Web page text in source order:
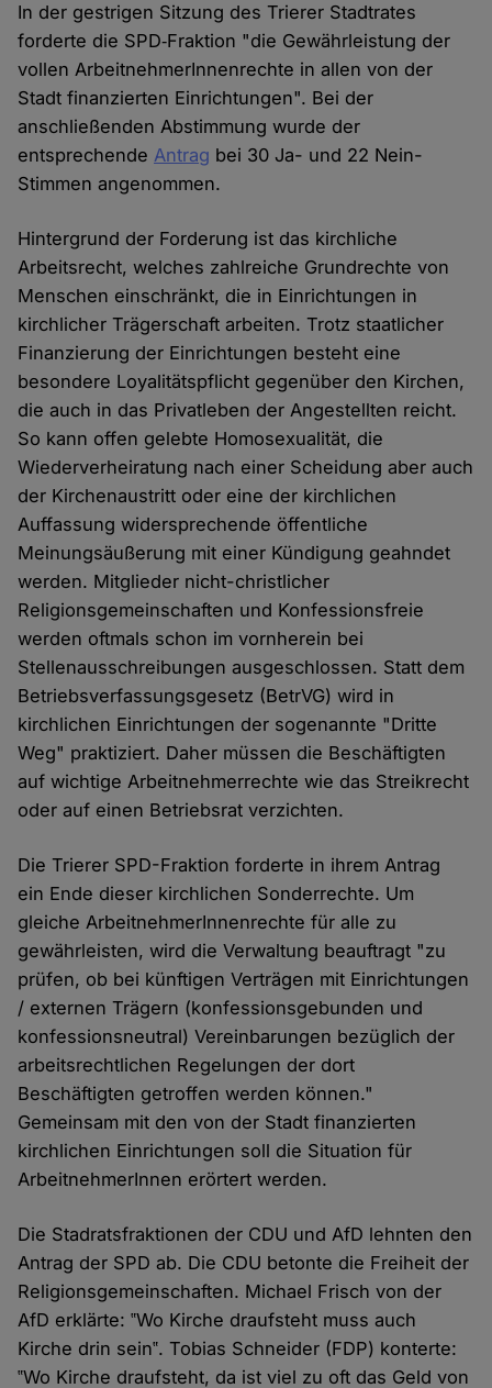
In der gestrigen Sitzung des Trierer Stadtrates
forderte die SPD‑Fraktion "die Gewährleistung der
vollen ArbeitnehmerInnenrechte in allen von der
Stadt finanzierten Einrichtungen". Bei der
anschließenden Abstimmung wurde der
entsprechendeAntrag bei 30 Ja- und 22 Nein-
Stimmen angenommen.
Hintergrund der Forderung ist das kirchliche
Arbeitsrecht, welches zahlreiche Grundrechte von
Menschen einschränkt, die in Einrichtungen in
kirchlicher Trägerschaft arbeiten. Trotz staatlicher
Finanzierung der Einrichtungen besteht eine
besondere Loyalitätspflicht gegenüber den Kirchen,
die auch in das Privatleben der Angestellten reicht.
So kann offen gelebte Homosexualität, die
Wiederverheiratung nach einer Scheidung aber auch
der Kirchenaustritt oder eine der kirchlichen
Auffassung widersprechende öffentliche
Meinungsäußerung mit einer Kündigung geahndet
werden. Mitglieder nicht-christlicher
Religionsgemeinschaften und Konfessionsfreie
werden oftmals schon im vornherein bei
Stellenausschreibungen ausgeschlossen. Statt dem
Betriebsverfassungsgesetz (BetrVG) wird in
kirchlichen Einrichtungen der sogenannte "Dritte
Weg" praktiziert. Daher müssen die Beschäftigten
auf wichtige Arbeitnehmerrechte wie das Streikrecht
oder auf einen Betriebsrat verzichten.
Die Trierer SPD-Fraktion forderte in ihrem Antrag
ein Ende dieser kirchlichen Sonderrechte. Um
gleiche ArbeitnehmerInnenrechte für alle zu
gewährleisten, wird die Verwaltung beauftragt "zu
prüfen, ob bei künftigen Verträgen mit Einrichtungen
/ externen Trägern (konfessionsgebunden und
konfessionsneutral) Vereinbarungen bezüglich der
arbeitsrechtlichen Regelungen der dort
Beschäftigten getroffen werden können."
Gemeinsam mit den von der Stadt finanzierten
kirchlichen Einrichtungen soll die Situation für
ArbeitnehmerInnen erörtert werden.
Die Stadratsfraktionen der CDU und AfD lehnten den
Antrag der SPD ab. Die CDU betonte die Freiheit der
Religionsgemeinschaften. Michael Frisch von der
AfD erklärte: ‟Wo Kirche draufsteht muss auch
Kirche drin sein‟. Tobias Schneider (FDP) konterte:
‟Wo Kirche draufsteht, da ist viel zu oft das Geld von